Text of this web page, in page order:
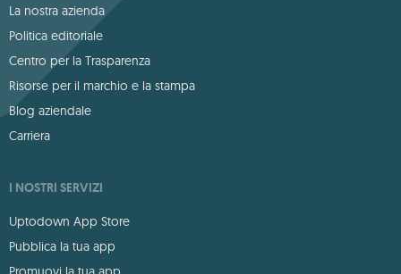
La nostra azienda
Politica editoriale
Centro per la Trasparenza
Risorse per il marchio e la stampa
Blog aziendale
Carriera
I NOSTRI SERVIZI
Uptodown App Store
Pubblica la tua app